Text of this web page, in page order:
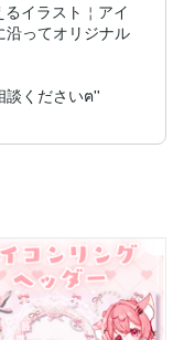
イラスト￤アイ
沿ってオリジナル